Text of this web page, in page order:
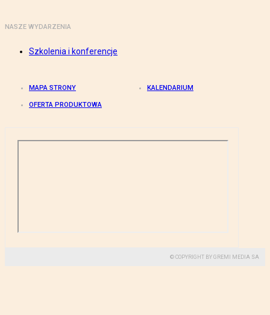
NASZE WYDARZENIA
Szkolenia i konferencje
MAPA STRONY KALENDARIUM
OFERTA PRODUKTOWA
© COPYRIGHT BY GREMI MEDIA SA